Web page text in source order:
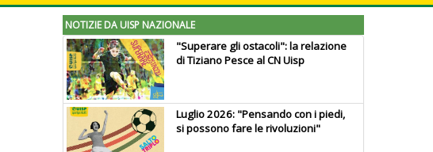
NOTIZIE DA UISP NAZIONALE
"Superare gli ostacoli": la relazione
di Tiziano Pesce al CN Uisp
Luglio 2026: "Pensando con i piedi,
si possono fare le rivoluzioni"